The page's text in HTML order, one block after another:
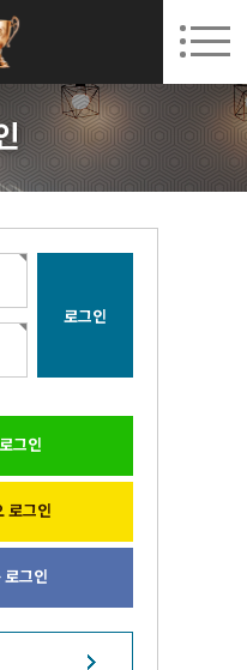
강 08. 12.(수)
회원가입 고객센터
그인
로그인
그인
레빗(REVIT))실무자 양성과정
지원
)
기사)(과정평가형)